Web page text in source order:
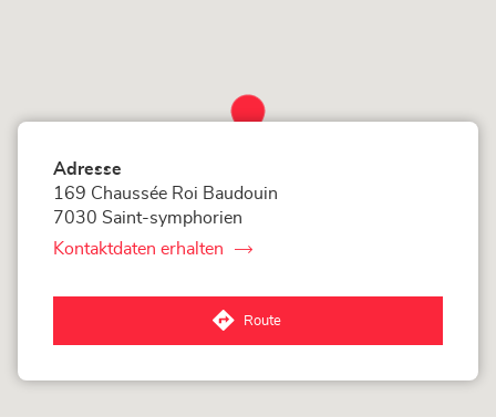
Adresse
169 Chaussée Roi Baudouin
7030 Saint-symphorien
Kontaktdaten erhalten
von
Route
zum
Loxam